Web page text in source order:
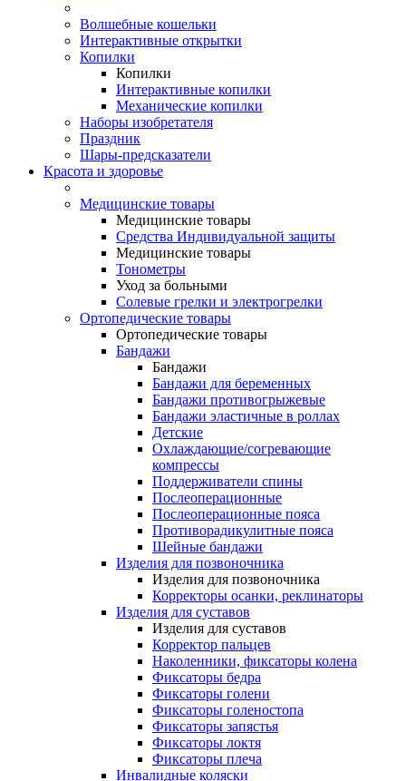
Волшебные кошельки
Интерактивные открытки
Копилки
Копилки
Интерактивные копилки
Механические копилки
Наборы изобретателя
Праздник
Шары-предсказатели
Красота и здоровье
Медицинские товары
Медицинские товары
Средства Индивидуальной защиты
Медицинские товары
Тонометры
Уход за больными
Солевые грелки и электрогрелки
Ортопедические товары
Ортопедические товары
Бандажи
Бандажи
Бандажи для беременных
Бандажи противогрыжевые
Бандажи эластичные в роллах
Детские
Охлаждающие/согревающие
компрессы
Поддерживатели спины
Послеоперационные
Послеоперационные пояса
Противорадикулитные пояса
Шейные бандажи
Изделия для позвоночника
Изделия для позвоночника
Корректоры осанки, реклинаторы
Изделия для суставов
Изделия для суставов
Корректор пальцев
Наколенники, фиксаторы колена
Фиксаторы бедра
Фиксаторы голени
Фиксаторы голеностопа
Фиксаторы запястья
Фиксаторы локтя
Фиксаторы плеча
Инвалидные коляски